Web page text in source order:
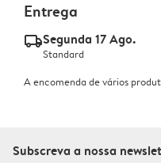
Entrega
delivery_standard_v2Segunda 17 Ago.
Standard
A encomenda de vários
Subscreva a nossa